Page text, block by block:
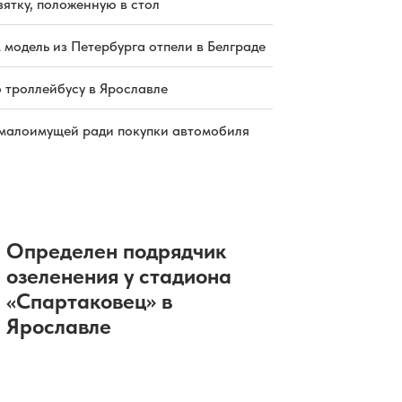
положенную в стол
из Петербурга отпели в Белграде
троллейбусу в Ярославле
ради покупки автомобиля
Определен подрядчик
озеленения у стадиона
«Спартаковец» в
Ярославле